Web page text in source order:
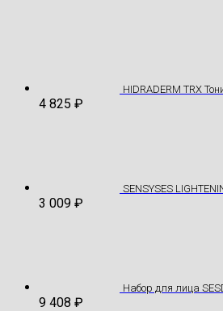
HIDRADERM TRX
4 825 ₽
SENSYSES
3 009 ₽
Hабор для лица
9 408 ₽